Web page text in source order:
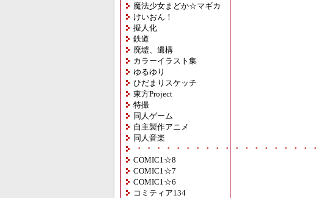
魔法少女まどか☆マギカ
けいおん！
擬人化
鉄道
廃墟、遺構
カラーイラスト集
ゆるゆり
ひだまりスケッチ
東方Project
特撮
同人ゲーム
自主製作アニメ
同人音楽
・・・・・・・・・・・・・・・・・・・
COMIC1☆8
COMIC1☆7
COMIC1☆6
コミティア134